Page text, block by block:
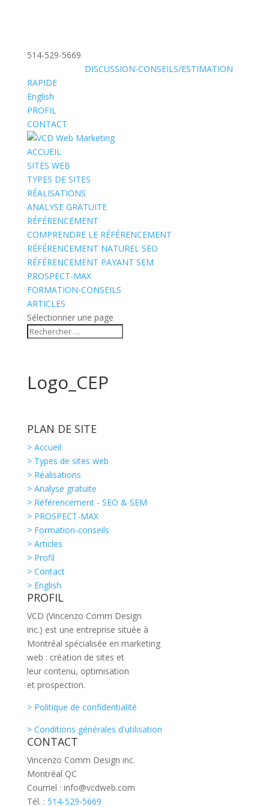
514-529-5669
DISCUSSION-CONSEILS/ESTIMATION
RAPIDE
English
PROFIL
CONTACT
ACCUEIL
SITES WEB
TYPES DE SITES
RÉALISATIONS
ANALYSE GRATUITE
RÉFÉRENCEMENT
COMPRENDRE LE RÉFÉRENCEMENT
RÉFÉRENCEMENT NATUREL SEO
RÉFÉRENCEMENT PAYANT SEM
PROSPECT-MAX
FORMATION-CONSEILS
ARTICLES
Sélectionner une page
Logo_CEP
PLAN DE SITE
> Accueil
> Types de sites web
> Réalisations
> Analyse gratuite
> Référencement - SEO & SEM
> PROSPECT-MAX
> Formation-conseils
> Articles
> Profil
> Contact
> English
PROFIL
VCD (Vincenzo Comm Design
inc.) est une entreprise située à
Montréal spécialisée en marketing
web : création de sites et
leur contenu, optimisation
et prospection.
> Politique de confidentialité
> Conditions générales d'utilisation
CONTACT
Vincenzo Comm Design inc.
Montréal QC
Courriel : info@vcdweb.com
Tél. : 514-529-5669